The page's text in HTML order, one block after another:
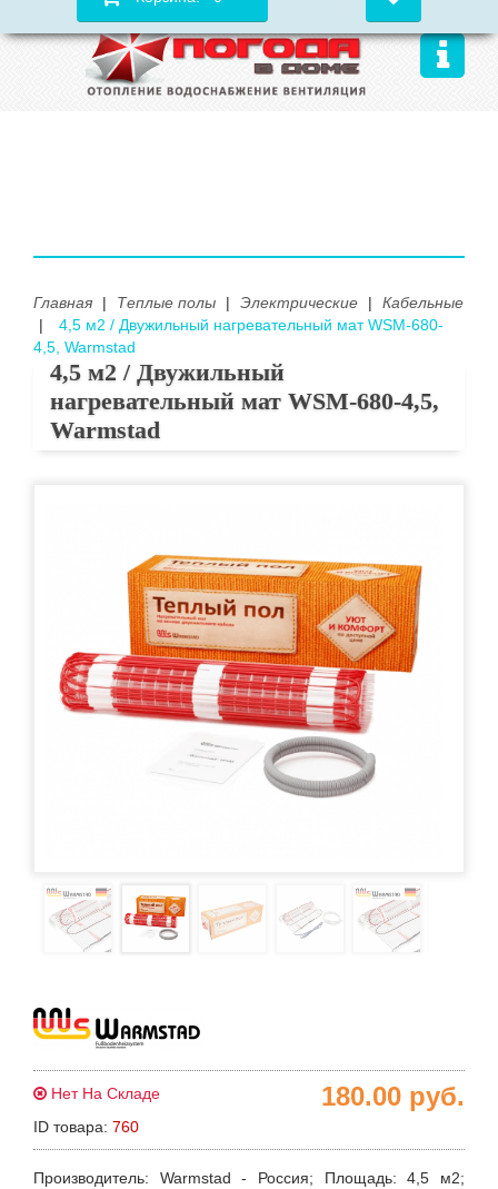
Главная | Теплые полы | Электрические |
Кабельные
|
4,5 м2 / Двужильный нагревательный мат WSM-680-
4,5, Warmstad
4,5 м2 / Двужильный
нагревательный мат WSM-680-4,5,
Warmstad
Нет На Складе
ID товара: 760
180.00 руб.
Производитель: Warmstad - Россия; Площадь: 4,5 м2;